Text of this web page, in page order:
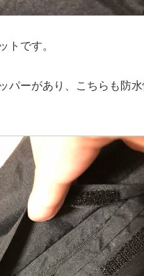
トです。
パーがあり、こちらも防